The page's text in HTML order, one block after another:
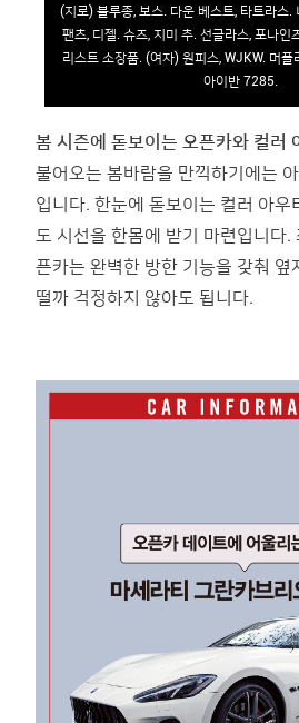
(지로) 블루종, 보스. 다운 베스트, 타트라스.
팬츠, 디젤. 슈즈, 지미 추. 선글라스, 포나인
리스트 소장품. (여자) 원피스, WJKW. 머플
아이반 7285.
봄 시즌에 돋보이는 오픈카와 컬러
불어오는 봄바람을 만끽하기에는
입니다. 한눈에 돋보이는 컬러 아우
도 시선을 한몸에 받기 마련입니다.
픈카는 완벽한 방한 기능을 갖춰 옆
떨까 걱정하지 않아도 됩니다.